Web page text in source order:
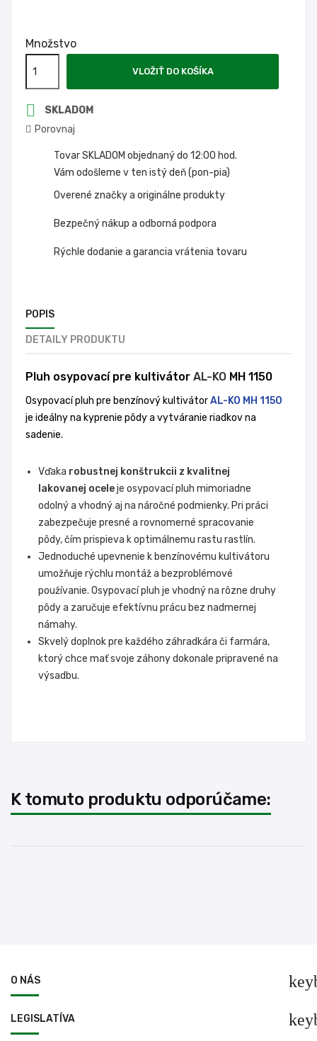
Množstvo
VLOŽIŤ DO KOŠÍKA

SKLADOM
Porovnaj
Tovar SKLADOM objednaný do 12:00 hod.
Vám odošleme v ten istý deň (pon-pia)
Overené značky a originálne produkty
Bezpečný nákup a odborná podpora
Rýchle dodanie a garancia vrátenia tovaru
POPIS
DETAILY PRODUKTU
Pluh osypovací pre kultivátor AL-KO MH 1150
Osypovací pluh pre benzínový kultivátorAL-KO MH 1150
je ideálny na kyprenie pôdy a vytváranie riadkov na
sadenie.
Vďaka robustnej konštrukcii z kvalitnej
lakovanej oceleje osypovací pluh mimoriadne
odolný a vhodný aj na náročné podmienky. Pri práci
zabezpečuje presné a rovnomerné spracovanie
pôdy, čím prispieva k optimálnemu rastu rastlín.
Jednoduché upevnenie k benzínovému kultivátoru
umožňuje rýchlu montáž a bezproblémové
používanie. Osypovací pluh je vhodný na rôzne druhy
pôdy a zaručuje efektívnu prácu bez nadmernej
námahy.
Skvelý doplnok pre každého záhradkára či farmára,
ktorý chce mať svoje záhony dokonale pripravené na
výsadbu.
K tomuto produktu odporúčame:
O NÁS
LEGISLATÍVA